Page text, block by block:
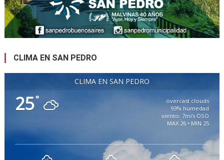
CLIMA EN SAN PEDRO
CLIMA EN SAN PEDRO
25°
overcast clouds
93% humedad
viento: 7m/s OSO
MAX 26 • MIN 25